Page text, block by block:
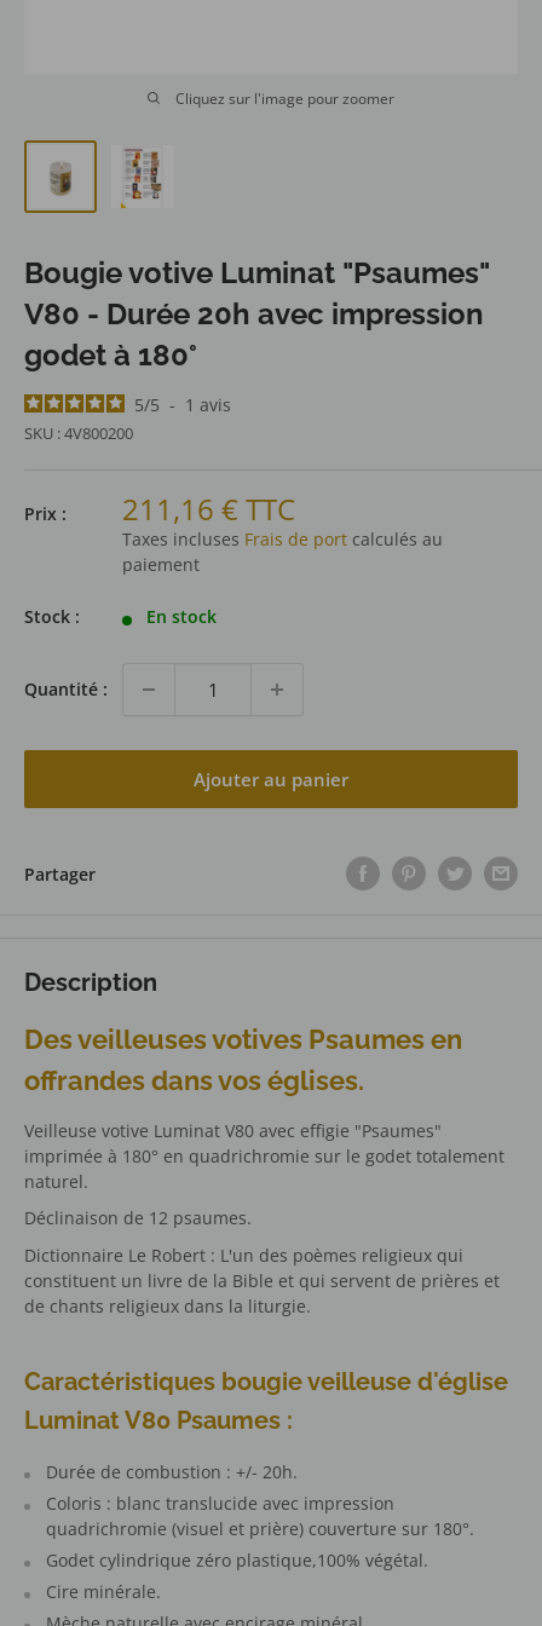
Cliquez sur l'image pour zoomer
Bougie votive Luminat "Psaumes"
V80 - Durée 20h avec impression
godet à 180°
5/5 - 1 avis
SKU :4V800200
Prix : Prix
réduit
211,16 € TTC
Taxes incluses Frais de port calculés au
paiement
Stock : En stock
Quantité :
Ajouter au panier
Partager
Description
Des veilleuses votives Psaumes en
offrandes dans vos églises.
Veilleuse votive Luminat V80 avec effigie "Psaumes"
imprimée à 180° en quadrichromie sur le godet totalement
naturel.
Déclinaison de 12 psaumes.
Dictionnaire Le Robert : L'un des poèmes religieux qui
constituent un livre de la Bible et qui servent de prières et
de chants religieux dans la liturgie.
Caractéristiques bougie veilleuse d'église
Luminat V80 Psaumes :
Durée de combustion : +/- 20h.
Coloris : blanc translucide avec impression
quadrichromie (visuel et prière) couverture sur 180°.
Godet cylindrique zéro plastique,100% végétal.
Cire minérale.